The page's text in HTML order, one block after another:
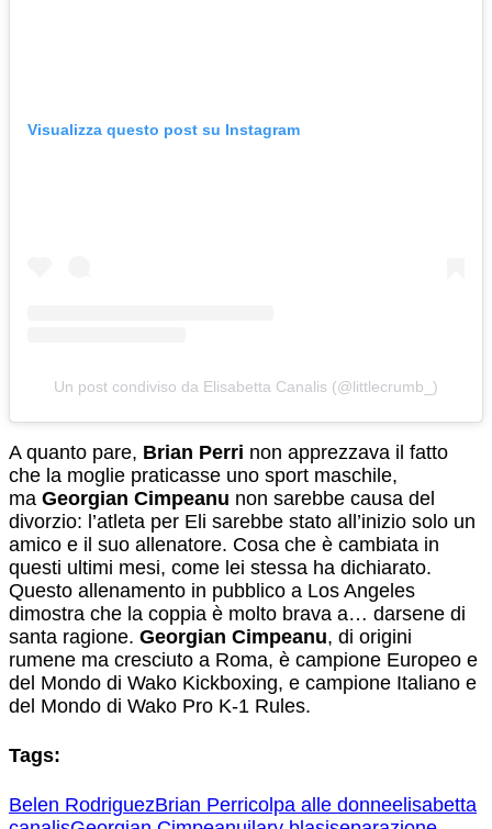
Visualizza questo post su Instagram
Un post condiviso da Elisabetta Canalis (@littlecrumb_)
A quanto pare, Brian Perri non apprezzava il fatto
che la moglie praticasse uno sport maschile,
ma Georgian Cimpeanu non sarebbe causa del
divorzio: l’atleta per Eli sarebbe stato all’inizio solo un
amico e il suo allenatore. Cosa che è cambiata in
questi ultimi mesi, come lei stessa ha dichiarato.
Questo allenamento in pubblico a Los Angeles
dimostra che la coppia è molto brava a… darsene di
santa ragione. Georgian Cimpeanu, di origini
rumene ma cresciuto a Roma, è campione Europeo e
del Mondo di Wako Kickboxing, e campione Italiano e
del Mondo di Wako Pro K-1 Rules.
Tags:
Belen RodriguezBrian Perricolpa alle donneelisabetta